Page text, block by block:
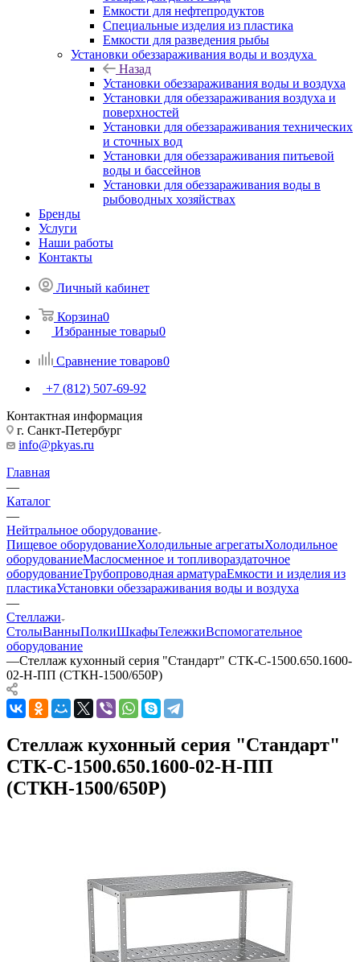
Емкости для нефтепродуктов
Специальные изделия из пластика
Емкости для разведения рыбы
Установки обеззараживания воды и воздуха
Назад
Установки обеззараживания воды и воздуха
Установки для обеззараживания воздуха и
поверхностей
Установки для обеззараживания технических
и сточных вод
Установки для обеззараживания питьевой
воды и бассейнов
Установки для обеззараживания воды в
рыбоводных хозяйствах
Бренды
Услуги
Наши работы
Контакты
Личный кабинет
Корзина0
Избранные товары0
Сравнение товаров0
+7 (812) 507-69-92
Контактная информация
г. Санкт-Петербург
info@pkyas.ru
Главная
—
Каталог
—
Нейтральное оборудование
Пищевое оборудованиеХолодильные агрегатыХолодильное
оборудованиеМаслосменное и топливораздаточное
оборудованиеТрубопроводная арматураЕмкости и изделия из
пластикаУстановки обеззараживания воды и воздуха
—
Стеллажи
СтолыВанныПолкиШкафыТележкиВспомогательное
оборудование
—Стеллаж кухонный серия "Стандарт" СТК-С-1500.650.1600-
02-Н-ПП (СТКН-1500/650Р)
Стеллаж кухонный серия "Стандарт"
СТК-С-1500.650.1600-02-Н-ПП
(СТКН-1500/650Р)